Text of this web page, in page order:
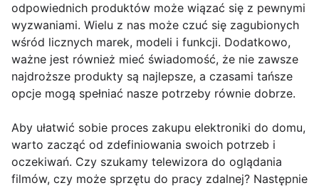
odpowiednich produktów może wiązać się z pewnymi
wyzwaniami. Wielu z nas może czuć się zagubionych
wśród licznych marek, modeli i funkcji. Dodatkowo,
ważne jest również mieć świadomość, że nie zawsze
najdroższe produkty są najlepsze, a czasami tańsze
opcje mogą spełniać nasze potrzeby równie dobrze.
Aby ułatwić sobie proces zakupu elektroniki do domu,
warto zacząć od zdefiniowania swoich potrzeb i
oczekiwań. Czy szukamy telewizora do oglądania
filmów, czy może sprzętu do pracy zdalnej? Następnie